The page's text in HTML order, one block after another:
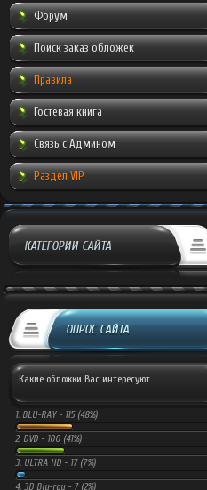
Форум
Поиск заказ обложек
Правила
Гостевая книга
Связь с Админом
Раздел VIP
КАТЕГОРИИ САЙТА
ОПРОС САЙТА
Какие обложки Вас интересуют
1. BLU-RAY - 115 (48%)
2. DVD - 100 (41%)
3. ULTRA HD - 17 (7%)
4. 3D Blu-ray - 7 (2%)